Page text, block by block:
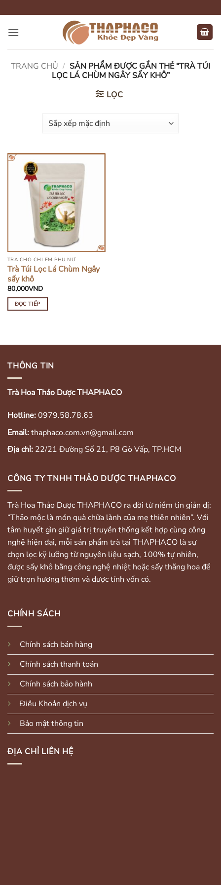
qua
nội
TRANG CHỦ / SẢN PHẨM ĐƯỢC GẮN THẺ “TRÀ TÚI
LỌC LÁ CHÙM NGÂY SẤY KHÔ”
LỌC
HẾT HÀNG
TRÀ CHO CHỊ EM PHỤ NỮ
Trà Túi Lọc Lá Chùm Ngây
sấy khô
80,000VND
ĐỌC TIẾP
THÔNG TIN
Trà Hoa Thảo Dược THAPHACO
Hotline:0979.58.78.63
Email:thaphaco.com.vn@gmail.com
Địa chỉ: 22/21 Đường Số 21, P8 Gò Vấp, TP.HCM
CÔNG TY TNHH THẢO DƯỢC THAPHACO
Trà Hoa Thảo Dược THAPHACO ra đời từ niềm tin giản dị:
“Thảo mộc là món quà chữa lành của mẹ thiên nhiên”. Với
tâm huyết gìn giữ giá trị truyền thống kết hợp cùng công
nghệ hiện đại, mỗi sản phẩm trà tại THAPHACO là sự
chọn lọc kỹ lưỡng từ nguyên liệu sạch, 100% tự nhiên,
được sấy khô bằng công nghệ nhiệt hoặc sấy thăng hoa để
giữ trọn hương thơm và dược tính vốn có.
CHÍNH SÁCH
Chính sách bán hàng
Chính sách thanh toán
Chính sách bảo hành
Điều Khoản dịch vụ
Bảo mật thông tin
ĐỊA CHỈ LIÊN HỆ